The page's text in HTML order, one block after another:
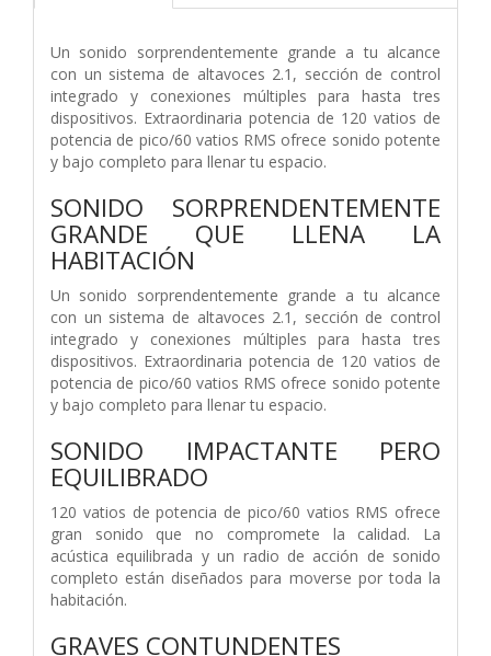
Un sonido sorprendentemente grande a tu alcance
con un sistema de altavoces 2.1, sección de control
integrado y conexiones múltiples para hasta tres
dispositivos. Extraordinaria potencia de 120 vatios de
potencia de pico/60 vatios RMS ofrece sonido potente
y bajo completo para llenar tu espacio.
SONIDO SORPRENDENTEMENTE
GRANDE QUE LLENA LA
HABITACIÓN
Un sonido sorprendentemente grande a tu alcance
con un sistema de altavoces 2.1, sección de control
integrado y conexiones múltiples para hasta tres
dispositivos. Extraordinaria potencia de 120 vatios de
potencia de pico/60 vatios RMS ofrece sonido potente
y bajo completo para llenar tu espacio.
SONIDO IMPACTANTE PERO
EQUILIBRADO
120 vatios de potencia de pico/60 vatios RMS ofrece
gran sonido que no compromete la calidad. La
acústica equilibrada y un radio de acción de sonido
completo están diseñados para moverse por toda la
habitación.
GRAVES CONTUNDENTES